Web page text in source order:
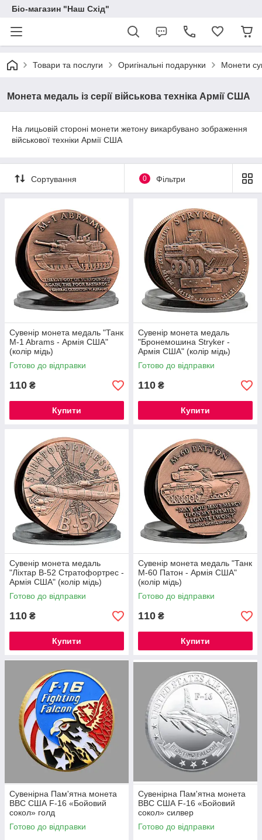
Біо-магазин "Наш Схід"
Товари та послуги Оригінальні подарунки Монети
Монета медаль із серії військова техніка Армії США
На лицьовій стороні монети жетону викарбувано зображення
військової техніки Армії США
Сортування 0 Фільтри
Сувенір монета медаль "Танк
M-1 Abrams - Армія США"
(колір мідь)
Готово до відправки
110 ₴
Купити
Сувенір монета медаль
"Бронемошина Stryker -
Армія США" (колір мідь)
Готово до відправки
110 ₴
Купити
Сувенір монета медаль
"Ліхтар B-52 Стратофортрес -
Армія США" (колір мідь)
Готово до відправки
110 ₴
Купити
Сувенір монета медаль "Танк
М-60 Патон - Армія США"
(колір мідь)
Готово до відправки
110 ₴
Купити
Сувенірна Пам'ятна монета
ВВС США F-16 «Бойовий
сокол» голд
Готово до відправки
Сувенірна Пам'ятна монета
ВВС США F-16 «Бойовий
сокол» силвер
Готово до відправки